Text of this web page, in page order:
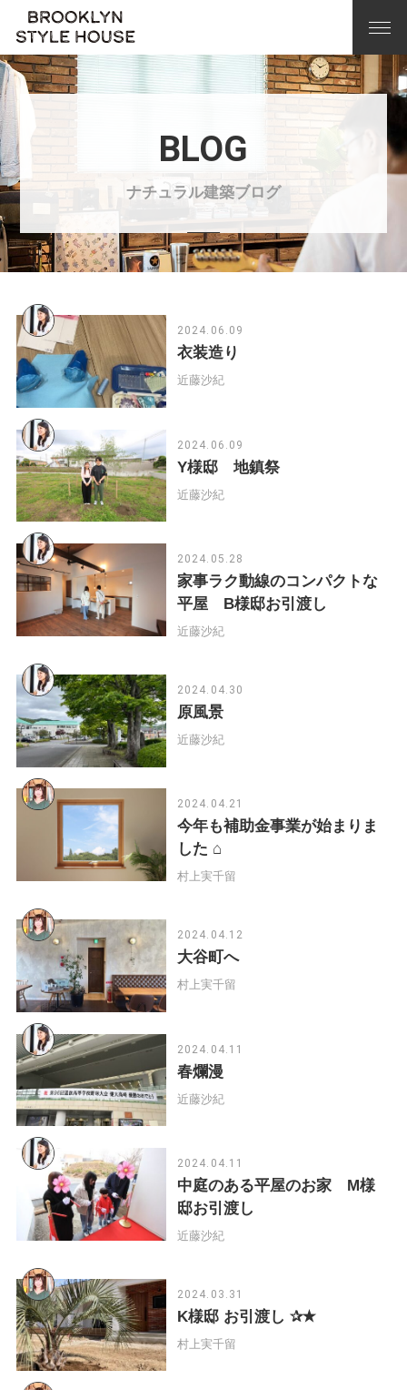
BLOG
ナチュラル建築ブログ
2024.06.09
衣装造り
近藤沙紀
2024.06.09
Y様邸 地鎮祭
近藤沙紀
2024.05.28
家事ラク動線のコンパクトな
平屋 B様邸お引渡し
近藤沙紀
2024.04.30
原風景
近藤沙紀
2024.04.21
今年も補助金事業が始まりま
した ⌂
村上実千留
2024.04.12
大谷町へ
村上実千留
2024.04.11
春爛漫
近藤沙紀
2024.04.11
中庭のある平屋のお家 M様
邸お引渡し
近藤沙紀
2024.03.31
K様邸 お引渡し ✰✭
村上実千留